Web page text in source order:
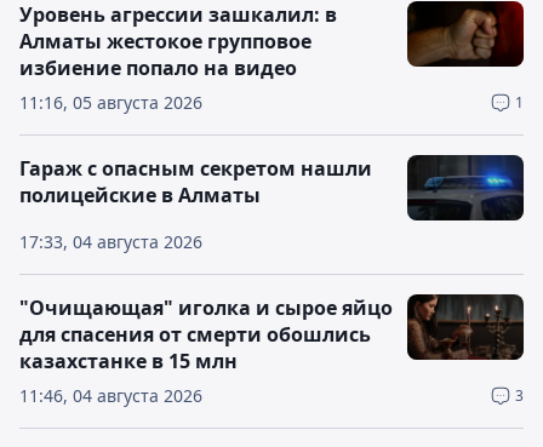
11:16, 05 августа 2026 1
Уровень агрессии зашкалил: в
Алматы жестокое групповое
избиение попало на видео
17:33, 04 августа 2026
Гараж с опасным секретом нашли
полицейские в Алматы
11:46, 04 августа 2026 3
"Очищающая" иголка и сырое яйцо
для спасения от смерти обошлись
казахстанке в 15 млн